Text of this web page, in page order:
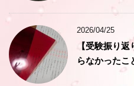
2026/04/25
【受験振り
らなかったこ